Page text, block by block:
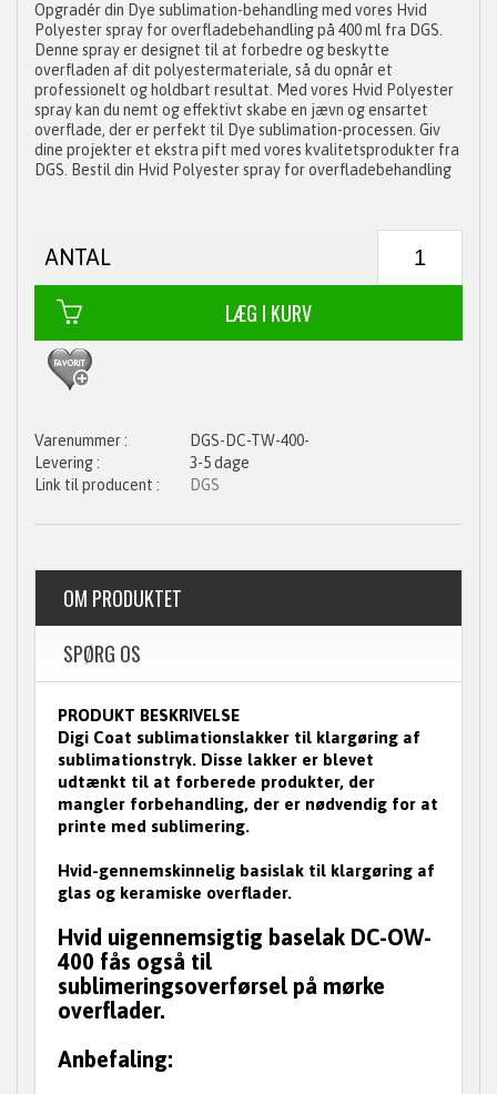
Opgradér din Dye sublimation-behandling med vores Hvid
Polyester spray for overfladebehandling på 400 ml fra DGS.
Denne spray er designet til at forbedre og beskytte
overfladen af dit polyestermateriale, så du opnår et
professionelt og holdbart resultat. Med vores Hvid Polyester
spray kan du nemt og effektivt skabe en jævn og ensartet
overflade, der er perfekt til Dye sublimation-processen. Giv
dine projekter et ekstra pift med vores kvalitetsprodukter fra
DGS. Bestil din Hvid Polyester spray for overfladebehandling
ANTAL
DGS-DC-TW-400-
3-5 dage
DGS
OM PRODUKTET
SPØRG OS
PRODUKT BESKRIVELSE
Digi Coat sublimationslakker til klargøring af
sublimationstryk. Disse lakker er blevet
udtænkt til at forberede produkter, der
mangler forbehandling, der er nødvendig for at
printe med sublimering.
Hvid-gennemskinnelig basislak til klargøring af
glas og keramiske overflader.
Hvid uigennemsigtig baselak DC-OW-
400 fås også til
sublimeringsoverførsel på mørke
overflader.
Anbefaling: